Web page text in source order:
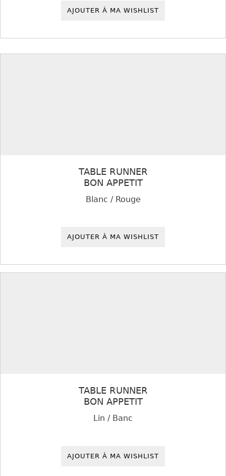
AJOUTER À MA WISHLIST
TABLE RUNNER
BON APPETIT
Blanc / Rouge
AJOUTER À MA WISHLIST
TABLE RUNNER
BON APPETIT
Lin / Banc
AJOUTER À MA WISHLIST